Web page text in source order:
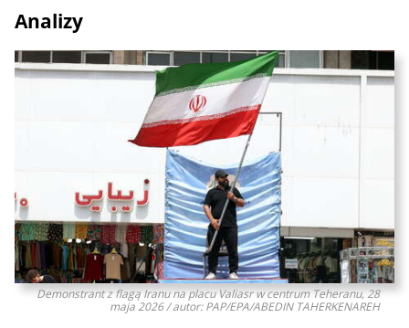
Analizy
Demonstrant z flagą Iranu na placu Valiasr w centrum Teheranu, 28
maja 2026 / autor: PAP/EPA/ABEDIN TAHERKENAREH